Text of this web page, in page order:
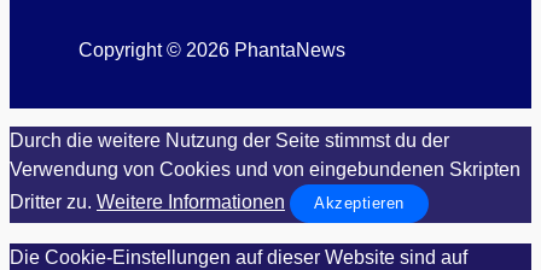
Copyright © 2026 PhantaNews
Durch die weitere Nutzung der Seite stimmst du der
Verwendung von Cookies und von eingebundenen Skripten
Dritter zu. Weitere Informationen Akzeptieren
Die Cookie-Einstellungen auf dieser Website sind auf